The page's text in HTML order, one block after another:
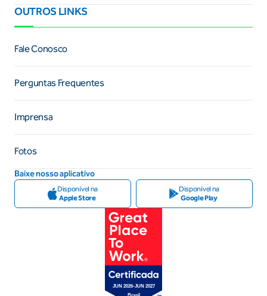
OUTROS LINKS
Fale Conosco
Perguntas Frequentes
Imprensa
Fotos
Baixe nosso aplicativo
Disponível na
Apple Store
Disponível na
Google Play